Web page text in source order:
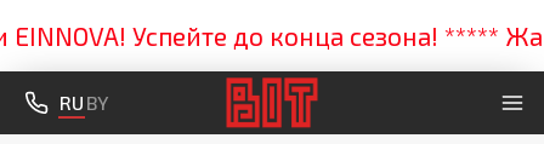
Успейте до конца сезона! *****
RU BY